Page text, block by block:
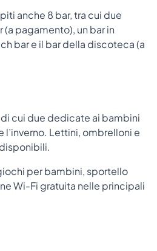
anche 8 bar, tra cui due
pagamento), un bar in
bar e il bar della discoteca (a
di cui due dedicate ai bambini
l’inverno. Lettini, ombrelloni e
per bambini, sportello
Wi-Fi gratuita nelle principali